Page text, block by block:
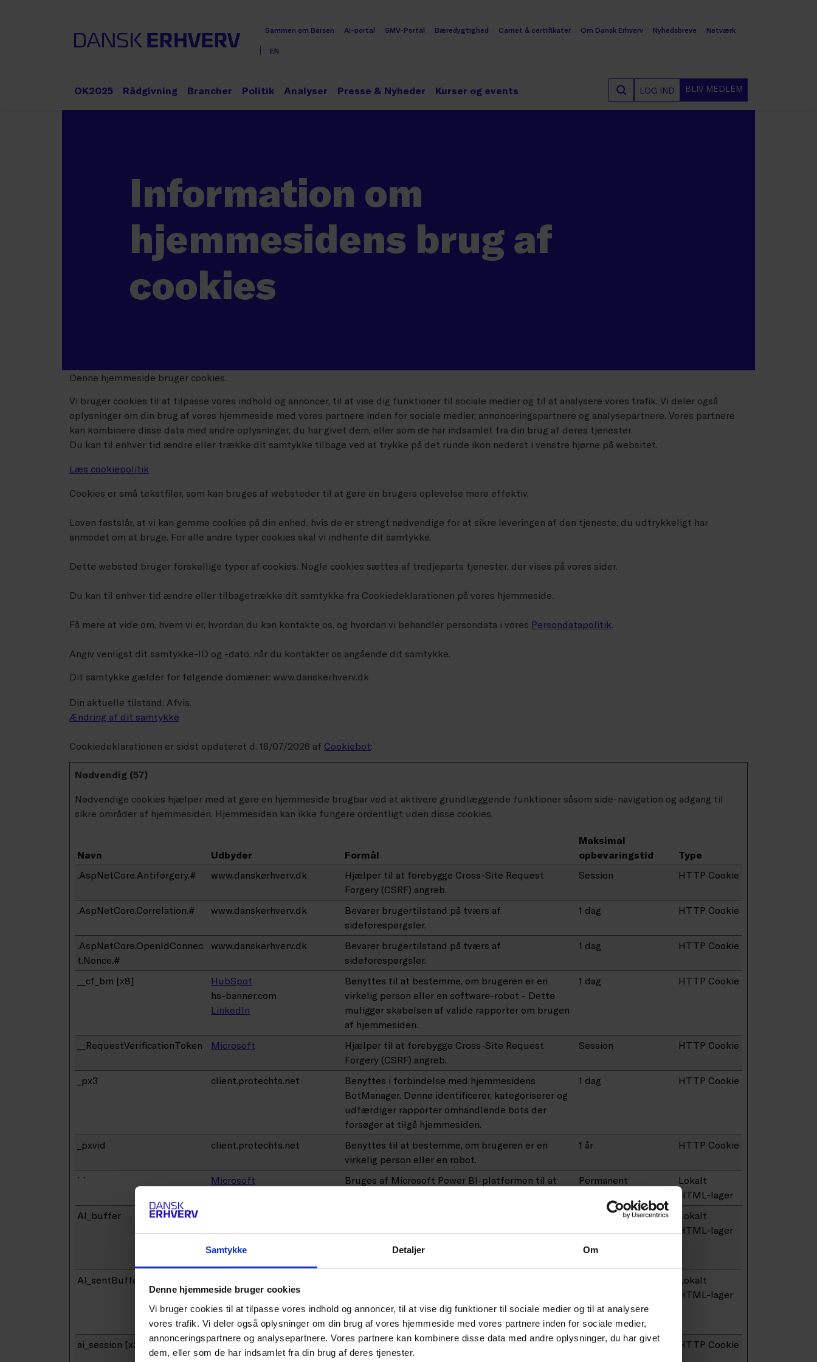
Samtykke Detaljer Om
Denne hjemmeside bruger cookies
Vi bruger cookies til at tilpasse vores indhold og annoncer, til at vise dig funktioner til sociale medier og til at analysere
vores trafik. Vi deler også oplysninger om din brug af vores hjemmeside med vores partnere inden for sociale medier,
annonceringspartnere og analysepartnere. Vores partnere kan kombinere disse data med andre oplysninger, du har givet
dem, eller som de har indsamlet fra din brug af deres tjenester.
Sammen om Børsen AI-portal SMV-Portal Bæredygtighed Carnet & certifikater Om Dansk Erhverv Nyhedsbreve Netværk
EN
OK2025 Rådgivning Brancher Politik Analyser Presse & Nyheder Kurser og events LOG IND BLIV MEDLEM
Information om
hjemmesidens brug af
cookies
Denne hjemmeside bruger cookies.
Vi bruger cookies til at tilpasse vores indhold og annoncer, til at vise dig funktioner til sociale medier og til at analysere vores trafik. Vi deler også
oplysninger om din brug af vores hjemmeside med vores partnere inden for sociale medier, annonceringspartnere og analysepartnere. Vores partnere
kan kombinere disse data med andre oplysninger, du har givet dem, eller som de har indsamlet fra din brug af deres tjenester.
Du kan til enhver tid ændre eller trække dit samtykke tilbage ved at trykke på det runde ikon nederst i venstre hjørne på websitet.
Læs cookiepolitik
Cookies er små tekstfiler, som kan bruges af websteder til at gøre en brugers oplevelse mere effektiv.
Loven fastslår, at vi kan gemme cookies på din enhed, hvis de er strengt nødvendige for at sikre leveringen af den tjeneste, du udtrykkeligt har
anmodet om at bruge. For alle andre typer cookies skal vi indhente dit samtykke.
Dette websted bruger forskellige typer af cookies. Nogle cookies sættes af tredjeparts tjenester, der vises på vores sider.
Du kan til enhver tid ændre eller tilbagetrække dit samtykke fra Cookiedeklarationen på vores hjemmeside.
Få mere at vide om, hvem vi er, hvordan du kan kontakte os, og hvordan vi behandler persondata i vores Persondatapolitik.
Angiv venligst dit samtykke-ID og -dato, når du kontakter os angående dit samtykke.
Dit samtykke gælder for følgende domæner: www.danskerhverv.dk
Din aktuelle tilstand: Afvis.
Ændring af dit samtykke
Cookiedeklarationen er sidst opdateret d. 16/07/2026 af Cookiebot:
Nødvendig (57)
Nødvendige cookies hjælper med at gøre en hjemmeside brugbar ved at aktivere grundlæggende funktioner såsom side-navigation og adgang til
sikre områder af hjemmesiden. Hjemmesiden kan ikke fungere ordentligt uden disse cookies.
Navn Udbyder Formål
Maksimal
opbevaringstid
Type
.AspNetCore.Antiforgery.#
www.danskerhverv.dk
Hjælper til at forebygge Cross-Site Request
Forgery (CSRF) angreb.
Session HTTP Cookie
.AspNetCore.Correlation.# www.danskerhverv.dk
Bevarer brugertilstand på tværs af
sideforespørgsler.
1 dag HTTP Cookie
.AspNetCore.OpenIdConnec
t.Nonce.#
www.danskerhverv.dk
Bevarer brugertilstand på tværs af
sideforespørgsler.
1 dag HTTP Cookie
__cf_bm [x8]
HubSpot
hs-banner.com
LinkedIn
Benyttes til at bestemme, om brugeren er en
virkelig person eller en software-robot - Dette
muliggør skabelsen af valide rapporter om brugen
af hjemmesiden.
1 dag HTTP Cookie
__RequestVerificationToken Microsoft
Hjælper til at forebygge Cross-Site Request
Forgery (CSRF) angreb.
Session HTTP Cookie
_px3 client.protechts.net
Benyttes i forbindelse med hjemmesidens
BotManager. Denne identificerer, kategoriserer og
udfærdiger rapporter omhandlende bots der
forsøger at tilgå hjemmesiden.
1 dag HTTP Cookie
_pxvid client.protechts.net
Benyttes til at bestemme, om brugeren er en
virkelig person eller en robot.
1 år HTTP Cookie
`` Microsoft
Bruges af Microsoft Power BI-platformen til at
Permanent
Lokalt
HTML-lager
AI_buffer
(Azure). Disse cookies tillader hjemmesiden at
hindre unødige data-server-opdateringer.
Session
Lokalt
HTML-lager
AI_sentBuffer
(Azure). Disse cookies tillader hjemmesiden at
hindre unødige data-server-opdateringer.
Lokalt
HTML-lager
ai_session [x3]
content.powerapps.com
r.nps.today
Bevarer brugertilstand på tværs af
sideforespørgsler.
1 dag HTTP Cookie